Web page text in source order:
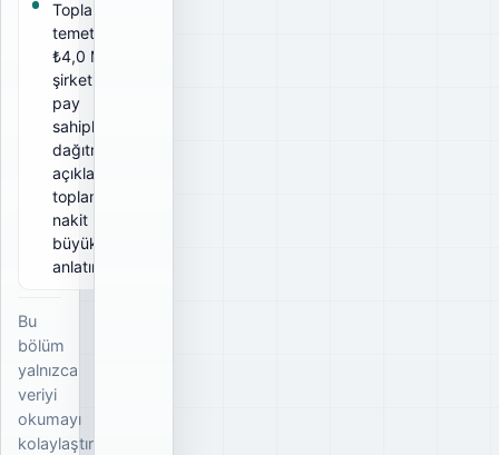
Toplam brüt
temettü
₺4,0 Mn;
şirketin tüm
pay
sahiplerine
dağıtmayı
açıkladığı
toplam brüt
nakit
büyüklüğünü
anlatır.
Bu
bölüm
yalnızca
veriyi
okumayı
kolaylaştırır;